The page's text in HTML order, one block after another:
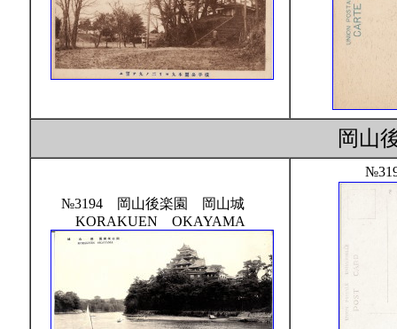
岡山
№3194 岡山後楽園 岡山城
KORAKUEN OKAYAMA